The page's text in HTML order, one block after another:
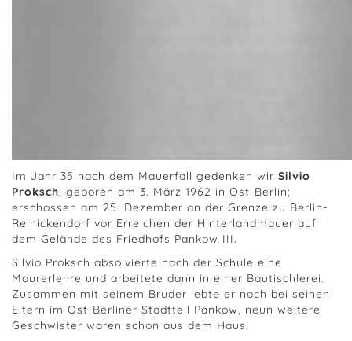
Im Jahr 35 nach dem Mauerfall gedenken wir Silvio
Proksch, geboren am 3. März 1962 in Ost-Berlin;
erschossen am 25. Dezember an der Grenze zu Berlin-
Reinickendorf vor Erreichen der Hinterlandmauer auf
dem Gelände des Friedhofs Pankow III.
Silvio Proksch absolvierte nach der Schule eine
Maurerlehre und arbeitete dann in einer Bautischlerei.
Zusammen mit seinem Bruder lebte er noch bei seinen
Eltern im Ost-Berliner Stadtteil Pankow, neun weitere
Geschwister waren schon aus dem Haus.